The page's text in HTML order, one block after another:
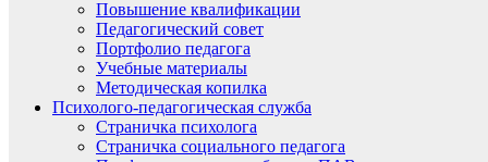
Повышение квалификации
Педагогический совет
Портфолио педагога
Учебные материалы
Методическая копилка
Психолого-педагогическая служба
Страничка психолога
Страничка социального педагога